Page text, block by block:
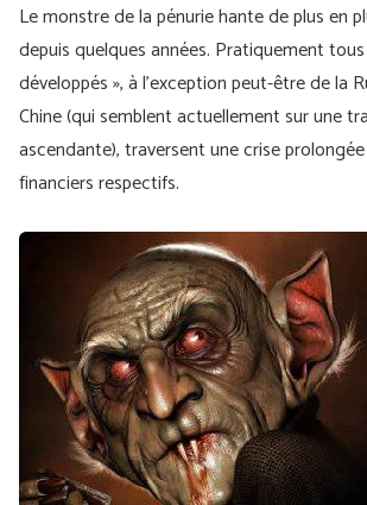
Le monstre de la pénurie hante de plus en
depuis quelques années. Pratiquement tous
développés », à l'exception peut-être de la
Chine (qui semblent actuellement sur une
ascendante), traversent une crise
financiers respectifs.